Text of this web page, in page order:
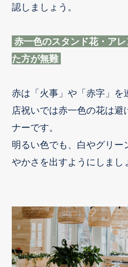
認しましょう。
赤一色のスタンド花・ア
た方が無難
赤は「火事」や「赤字」を
店祝いでは赤一色の花は避
ナーです。
明るい色でも、白やグリー
やかさを出すようにしまし